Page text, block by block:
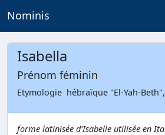
Nominis
Isabella
Prénom féminin
Etymologie hébraïque "El-Yah-
forme latinisée d'Isabelle utilisée en